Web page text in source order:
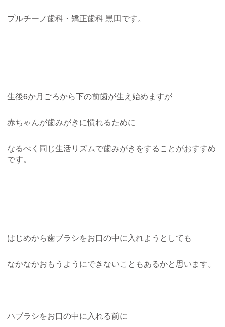
プルチーノ歯科・矯正歯科黒田です。
生後6か月ごろから下の前歯が生え始めますが
赤ちゃんが歯みがきに慣れるために
なるべく同じ生活リズムで歯みがきをすることがおすすめ
です。
はじめから歯ブラシをお口の中に入れようとしても
なかなかおもうようにできないこともあるかと思います。
ハブラシをお口の中に入れる前に